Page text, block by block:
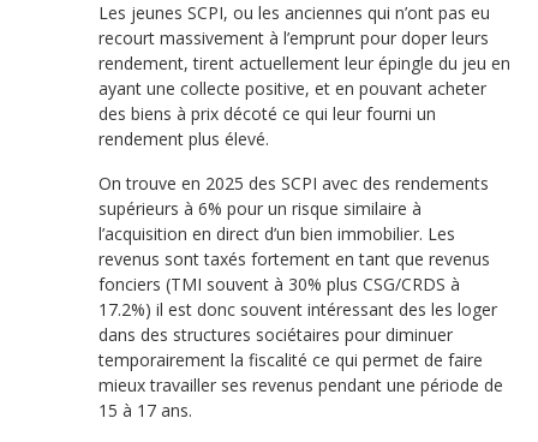
Les jeunes SCPI, ou les anciennes qui n’ont pas eu
recourt massivement à l’emprunt pour doper leurs
rendement, tirent actuellement leur épingle du jeu en
ayant une collecte positive, et en pouvant acheter
des biens à prix décoté ce qui leur fourni un
rendement plus élevé.
On trouve en 2025 des SCPI avec des rendements
supérieurs à 6% pour un risque similaire à
l’acquisition en direct d’un bien immobilier. Les
revenus sont taxés fortement en tant que revenus
fonciers (TMI souvent à 30% plus CSG/CRDS à
17.2%) il est donc souvent intéressant des les loger
dans des structures sociétaires pour diminuer
temporairement la fiscalité ce qui permet de faire
mieux travailler ses revenus pendant une période de
15 à 17 ans.